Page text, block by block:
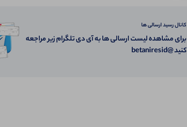
کانال رسید ارسالی ها
برای مشاهده لیست ارسالی ها به آی دی تلگرام زیر مراجعه
کنید @betaniresid